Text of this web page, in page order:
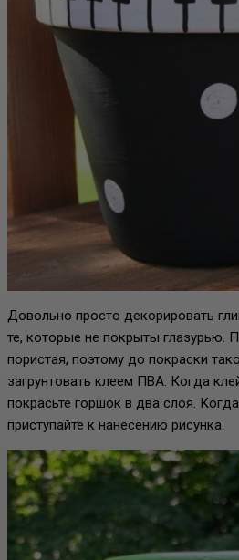
Довольно просто декорировать
те, которые не покрыты глазурью.
пористая, поэтому до покраски
загрунтовать клеем ПВА. Когда
покрасьте горшок в два слоя.
приступайте к нанесению рисунка.